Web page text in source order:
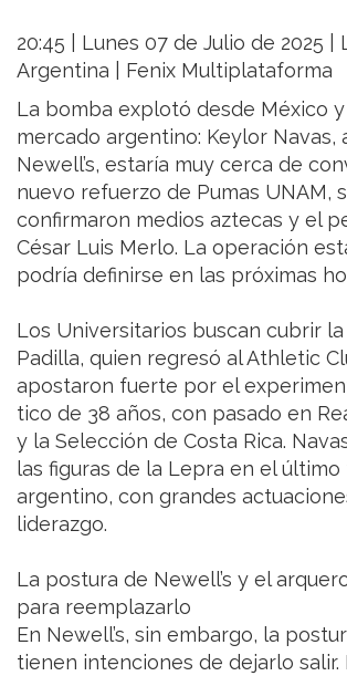
20:45 | Lunes 07 de Julio de 2025 |
Argentina | Fenix Multiplataforma
La bomba explotó desde México
mercado argentino: Keylor Navas,
Newell’s, estaría muy cerca de
nuevo refuerzo de Pumas UNAM,
confirmaron medios aztecas y el
César Luis Merlo. La operación
podría definirse en las próximas
Los Universitarios buscan cubrir
Padilla, quien regresó al Athletic
apostaron fuerte por el
tico de 38 años, con pasado en
y la Selección de Costa Rica.
las figuras de la Lepra en el
argentino, con grandes
liderazgo.
La postura de Newell’s y el
para reemplazarlo
En Newell’s, sin embargo, la
tienen intenciones de dejarlo salir.